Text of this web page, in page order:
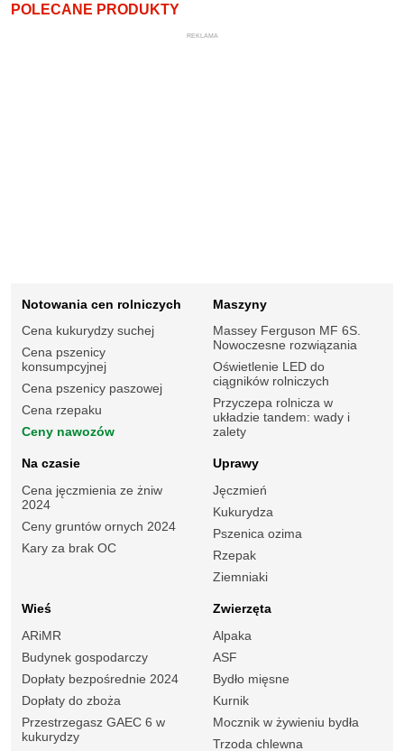
POLECANE PRODUKTY
REKLAMA
Notowania cen rolniczych
Cena kukurydzy suchej
Cena pszenicy
konsumpcyjnej
Cena pszenicy paszowej
Cena rzepaku
Ceny nawozów
Maszyny
Massey Ferguson MF 6S.
Nowoczesne rozwiązania
Oświetlenie LED do
ciągników rolniczych
Przyczepa rolnicza w
układzie tandem: wady i
zalety
Na czasie
Cena jęczmienia ze żniw
2024
Ceny gruntów ornych 2024
Kary za brak OC
Uprawy
Jęczmień
Kukurydza
Pszenica ozima
Rzepak
Ziemniaki
Wieś
ARiMR
Budynek gospodarczy
Dopłaty bezpośrednie 2024
Dopłaty do zboża
Przestrzegasz GAEC 6 w
kukurydzy
Zwierzęta
Alpaka
ASF
Bydło mięsne
Kurnik
Mocznik w żywieniu bydła
Trzoda chlewna